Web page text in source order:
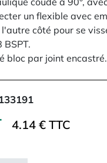
un flexible avec
côté pour se
bloc par joint encastré.
4.14 € TTC